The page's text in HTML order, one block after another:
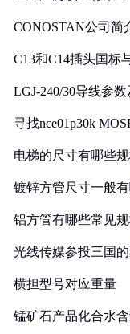
CONOSTAN公司简
C13和C14插头国标
LGJ-240/30导线参
寻找nce01p30k
电梯的尺寸有哪些
镀锌方管尺寸一般
铝方管有哪些常见
光线传媒参投三国
横担型号对应重量
锰矿石产品化合水